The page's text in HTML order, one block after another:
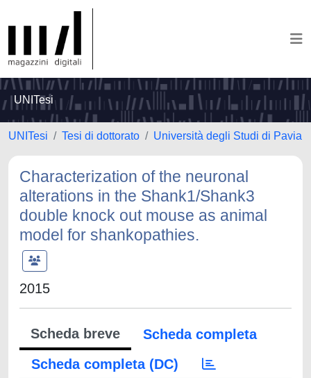
UNITesi
UNITesi Tesi di dottorato Università degli Studi di Pavia
Characterization of the neuronal
alterations in the Shank1/Shank3
double knock out mouse as animal
model for shankopathies.
2015
Scheda breve
Scheda completa
Scheda completa (DC)